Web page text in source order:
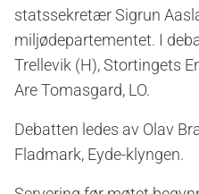
statssekretær Sigrun
miljødepartementet. I
Trellevik (H), Stortingets
Are Tomasgard, LO.
Debatten ledes av Olav
Fladmark, Eyde-klyngen.